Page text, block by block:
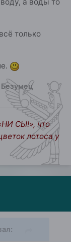
только
СЫ!», что
лотоса у